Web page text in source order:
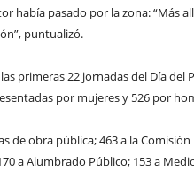
había pasado por la zona: “Más
puntualizó.
primeras 22 jornadas del Día del
por mujeres y 526 por
de obra pública; 463 a la
a Alumbrado Público; 153 a